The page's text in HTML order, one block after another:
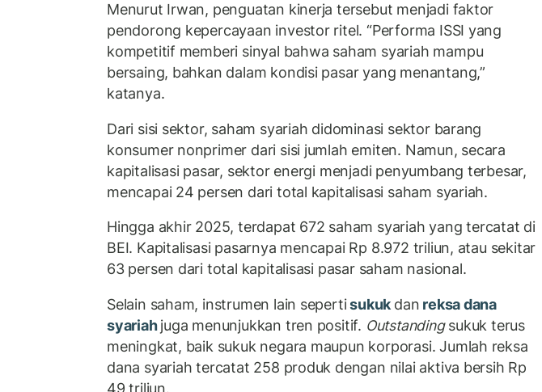
Menurut Irwan, penguatan kinerja tersebut menjadi faktor
pendorong kepercayaan investor ritel. “Performa ISSI yang
kompetitif memberi sinyal bahwa saham syariah mampu
bersaing, bahkan dalam kondisi pasar yang menantang,”
katanya.
Dari sisi sektor, saham syariah didominasi sektor barang
konsumer nonprimer dari sisi jumlah emiten. Namun, secara
kapitalisasi pasar, sektor energi menjadi penyumbang terbesar,
mencapai 24 persen dari total kapitalisasi saham syariah.
Hingga akhir 2025, terdapat 672 saham syariah yang tercatat di
BEI. Kapitalisasi pasarnya mencapai Rp 8.972 triliun, atau sekitar
63 persen dari total kapitalisasi pasar saham nasional.
Selain saham, instrumen lain sepertisukuk dan reksa dana
syariahjuga menunjukkan tren positif. Outstandingsukuk terus
meningkat, baik sukuk negara maupun korporasi. Jumlah reksa
dana syariah tercatat 258 produk dengan nilai aktiva bersih Rp
49 triliun.